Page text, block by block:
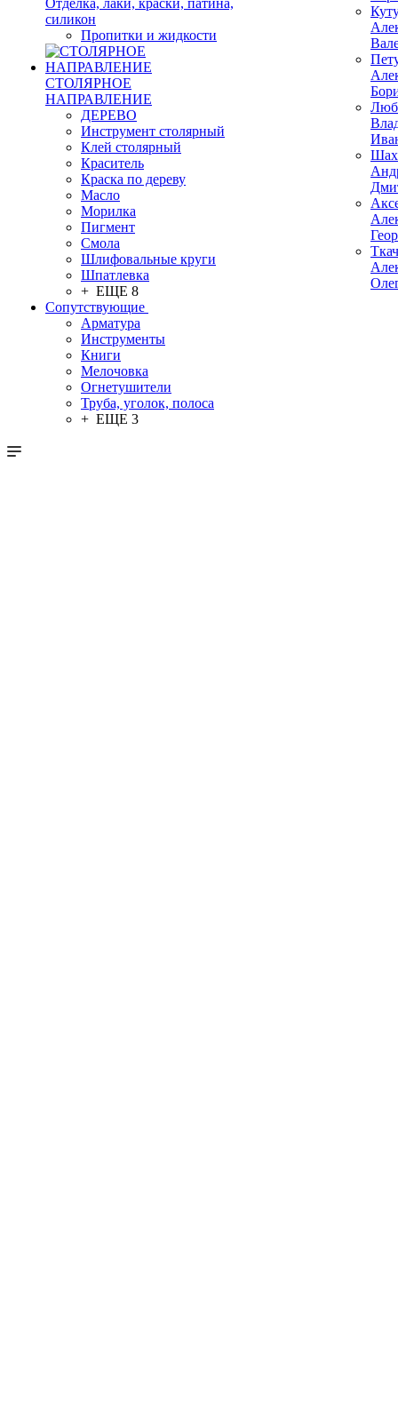
Отделка, лаки, краски, патина,
силикон
Пропитки и жидкости
СТОЛЯРНОЕ
НАПРАВЛЕНИЕ
ДЕРЕВО
Инструмент столярный
Клей столярный
Краситель
Краска по дереву
Масло
Морилка
Пигмент
Смола
Шлифовальные круги
Шпатлевка
+ ЕЩЕ 8
Сопутствующие
Арматура
Инструменты
Книги
Мелочовка
Огнетушители
Труба, уголок, полоса
+ ЕЩЕ 3